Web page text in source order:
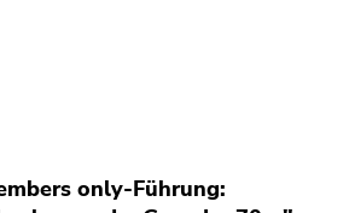
only-Führung: